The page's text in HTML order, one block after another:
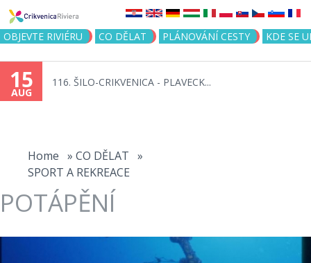
Jump to navigation
OBJEVTE RIVIÉRU CO DĚLAT PLÁNOVÁNÍ CESTY KDE SE
15
AUG
116. ŠILO-CRIKVENICA - PLAVECK...
Home » CO DĚLAT »
SPORT A REKREACE
POTÁPĚNÍ